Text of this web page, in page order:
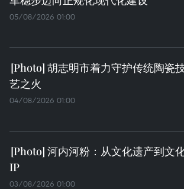
05/08/2026 01:00
胡志明市着力守护传统陶瓷
艺之火
04/08/2026 01:00
河内河粉：从文化遗产到文
IP
03/08/2026 01:00